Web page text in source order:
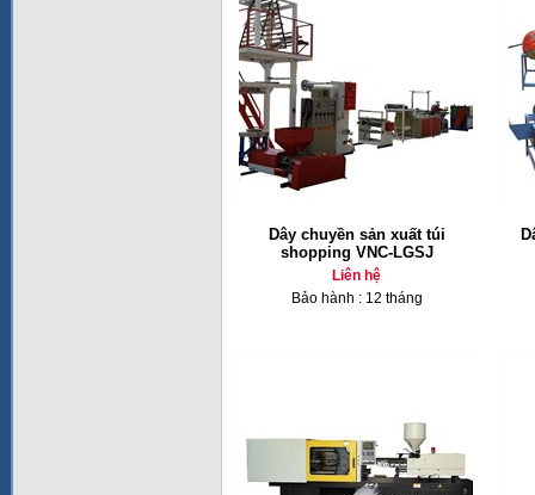
Dây chuyền sản xuất túi
shopping VNC-LGSJ
Liên hệ
Bảo hành : 12 tháng